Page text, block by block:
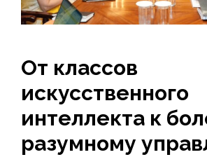
От классов
искусственного
интеллекта к
разумному